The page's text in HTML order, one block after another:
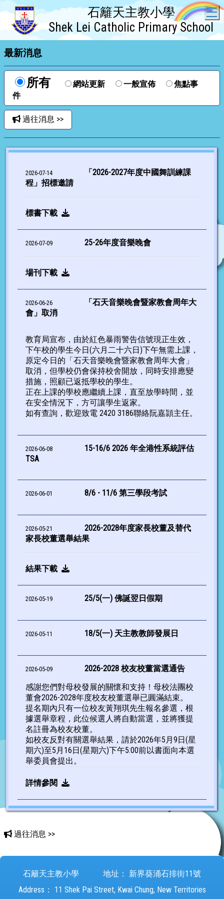
石籬天主教小學
Shek Lei Catholic Primary School
最新消息
所有 網站更新 一般宣佈
焦點事
件
過往消息 >>
2026-07-14
「2026-2027年度中國舞訓練課
程」招標邀請
標書下載
2026-07-09 25-26年度音樂晚會
場刊下載
2026-06-26
「石天音樂晚會暨家教會周年大
會」取消
教育局宣布，由於紅色暴雨警告信號現正生效，
下午校的學生今日(六月二十六日)下午無需上課，
原定今日的「石天音樂晚會暨家教會周年大會」
取消，但學校仍會保持校舍開放，同時安排應變
措施，照顧已返抵學校的學生。
正在上課的學校應繼續上課，直至放學時間，並
在安全情況下，方可讓學生返家。
如有查詢，歡迎致電 2420 3186聯絡阮嘉頴主任。
2026-06-08
15-16/6 2026 年全港性系統評估
TSA
2026-06-01 8/6 - 11/6 第三學段考試
2026-05-21
2026-2028年度家長校董及替代
家長校董選舉結果
結果下載
2026-05-19 25/5(一) 佛誕翌日假期
2026-05-11 18/5(一) 天主教教師發展日
2026-05-09
2026-2028 校友校董當選通告
感謝您們對母校發展的關懷和支持！母校法團校
董會2026-2028年度校友校董選舉已圓滿結束。
提名期內只有一位校友黃翔琪先生報名參選，根
據選舉章程，此位候選人將自動當選，並將獲提
名註冊為校友校董。
如校友反對有關選舉結果，請於2026年5月9日(星
期六)至5月16日(星期六)下午5:00前以書面向本選
舉委員會提出。
詳情參閱
過往消息 >>
石籬天主教小學 地址：
新界葵涌石排街11號
Address：
11 Shek Pai Street, Kwai Chung, New Territories